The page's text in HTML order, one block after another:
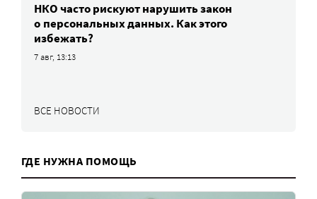
НКО часто рискуют нарушить закон
о персональных данных. Как этого
избежать?
7 авг, 13:13
ВСЕ НОВОСТИ
ГДЕ НУЖНА ПОМОЩЬ